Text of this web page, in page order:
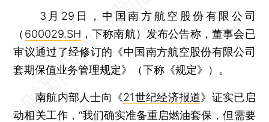
3月29日，中国南方航空股份有限公司
（ 600029.SH ，下称南航）发布公告称，董事会已
审议通过了经修订的《中国南方航空股份有限公司
套期保值业务管理规定》（下称《规定》）。
南航内部人士向《21世纪经济报道》证实已启
动相关工作，“我们确实准备重启燃油套保，但需要